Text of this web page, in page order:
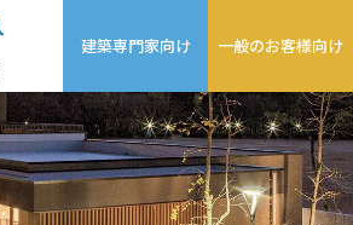
建築専門家向け 一般のお客様向け